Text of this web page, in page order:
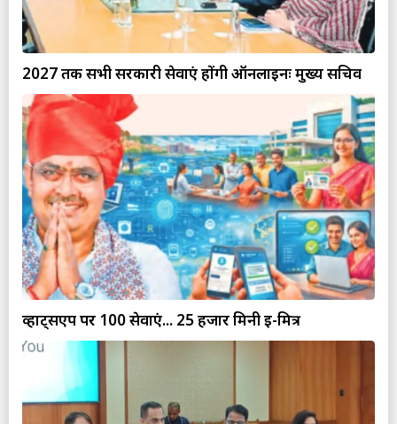
2027 तक सभी सरकारी सेवाएं होंगी ऑनलाइनः मुख्य सचिव
व्हाट्सएप पर 100 सेवाएं... 25 हजार मिनी ई-मित्र